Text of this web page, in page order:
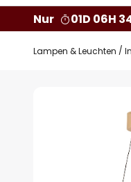
Nur
01D 06H
Lampen & Leuchten